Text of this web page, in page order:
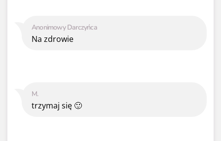
M.
trzymaj się 🙂
Anonimowy Darczyńca
Na zdrowie